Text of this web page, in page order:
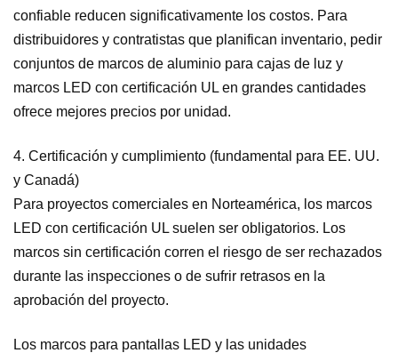
confiable reducen significativamente los costos. Para
distribuidores y contratistas que planifican inventario, pedir
conjuntos de marcos de aluminio para cajas de luz y
marcos LED con certificación UL en grandes cantidades
ofrece mejores precios por unidad.
4. Certificación y cumplimiento (fundamental para EE. UU.
y Canadá)
Para proyectos comerciales en Norteamérica, los marcos
LED con certificación UL suelen ser obligatorios. Los
marcos sin certificación corren el riesgo de ser rechazados
durante las inspecciones o de sufrir retrasos en la
aprobación del proyecto.
Los marcos para pantallas LED y las unidades